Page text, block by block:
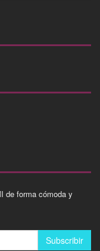
de forma cómoda y
Subscribir